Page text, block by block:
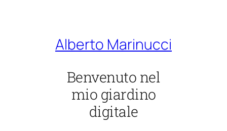
Alberto Marinucci
Benvenuto nel
mio giardino
digitale